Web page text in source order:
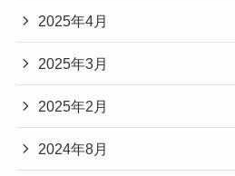
2025年4月
2025年3月
2025年2月
2024年8月